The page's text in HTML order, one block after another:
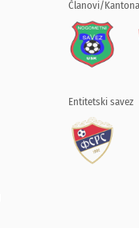
Članovi/
Entitetski savez